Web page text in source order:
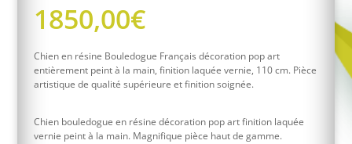
1850,00€
Chien en résine Bouledogue Français décoration pop art
entièrement peint à la main, finition laquée vernie, 110 cm. Pièce
artistique de qualité supérieure et finition soignée.
Chien bouledogue en résine décoration pop art finition laquée
vernie peint à la main. Magnifique pièce haut de gamme.